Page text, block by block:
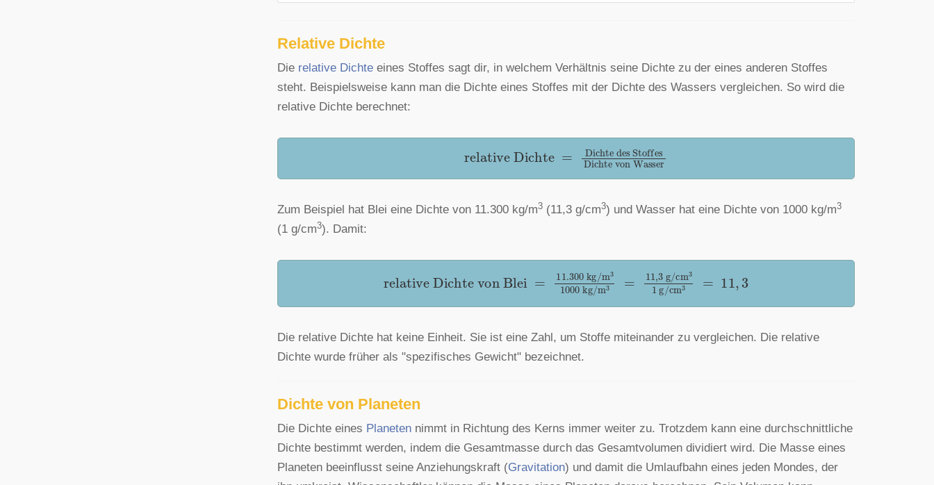
Relative Dichte
Die relative Dichte eines Stoffes sagt dir, in welchem Verhältnis seine Dichte zu der eines anderen Stoffes
steht. Beispielsweise kann man die Dichte eines Stoffes mit der Dichte des Wassers vergleichen. So wird die
relative Dichte berechnet:
relative Dichte Dichte des Stoffes
Zum Beispiel hat Blei eine Dichte von 11.300 kg/m3 (11,3 g/cm3) und Wasser hat eine Dichte von 1000 kg/m3
(1 g/cm3). Damit:
relative Dichte Blei 11.300 kg/m 1000 kg/m3 11 ,3 g
Die relative Dichte hat keine Einheit. Sie ist eine Zahl, um Stoffe miteinander zu vergleichen. Die relative
Dichte wurde früher als "spezifisches Gewicht" bezeichnet.
Dichte von Planeten
Die Dichte eines Planeten nimmt in Richtung des Kerns immer weiter zu. Trotzdem kann eine durchschnittliche
Dichte bestimmt werden, indem die Gesamtmasse durch das Gesamtvolumen dividiert wird. Die Masse eines
Planeten beeinflusst seine Anziehungskraft (Gravitation) und damit die Umlaufbahn eines jeden Mondes, der